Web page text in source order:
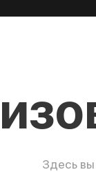
Здесь